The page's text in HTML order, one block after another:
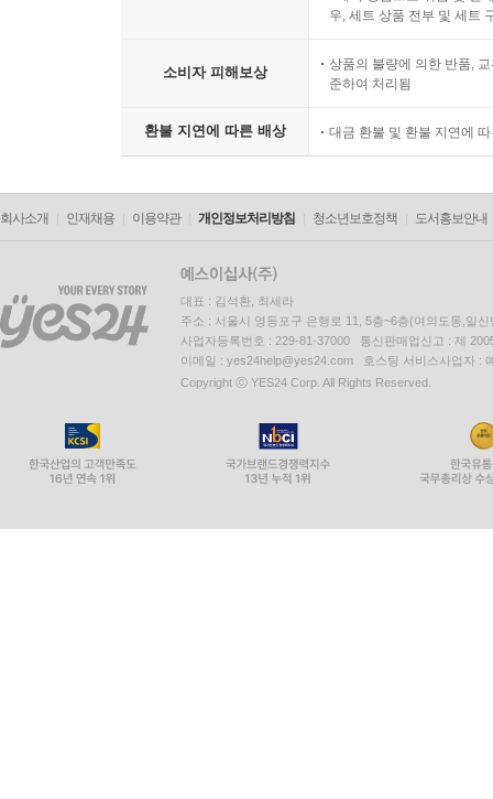
우, 세트 상품 전부 및 세트
소비자 피해보상
상품의 불량에 의한 반품,
준하여 처리됨
환불 지연에 따른 배상 대금 환불 및 환불 지연에
회사소개 인재채용 이용약관 개인정보처리방침 청소년보호정책 도서홍보안내
대표 : 김석환, 최세라
주소 : 서울시 영등포구 은행로 11, 5층~6층(여의도동,일신
사업자등록번호 : 229-81-37000 통신판매업신고 : 제
이메일 : yes24help@yes24.com 호스팅 서비스사업자 :
Copyright ⓒ YES24 Corp. All Rights Reserved.